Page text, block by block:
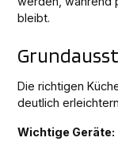
bleibt.
Die richtigen
deutlich
Wichtige Geräte: